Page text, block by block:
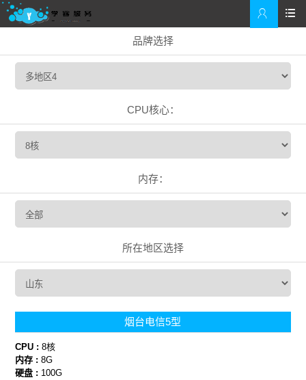


品牌选择
CPU核心：
内存：
所在地区选择
烟台电信5型
CPU :8核
内存 :8G
硬盘 : 100G